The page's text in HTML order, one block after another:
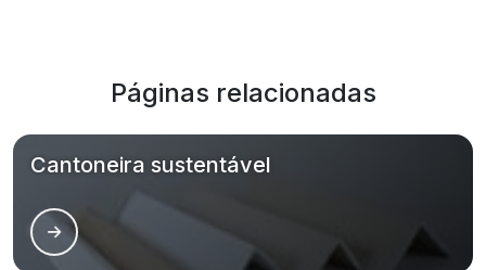
Páginas relacionadas
Cantoneira sustentável